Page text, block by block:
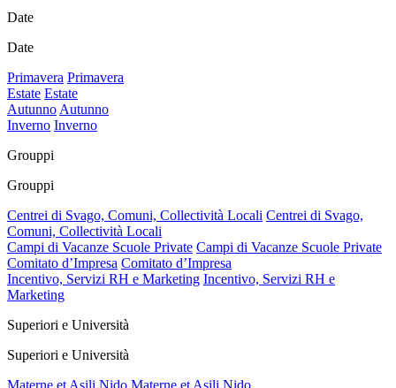
Date
Date
Primavera Primavera
Estate Estate
AutunnoAutunno
Inverno Inverno
Grouppi
Grouppi
Centrei di Svago, Comuni, Collectività Locali Centrei di Svago,
Comuni, Collectività Locali
Campi di Vacanze Scuole Private Campi di Vacanze Scuole Private
Comitato d’Impresa Comitato d’Impresa
Incentivo, Servizi RH e Marketing Incentivo, Servizi RH e
Marketing
Superiori e Università
Superiori e Università